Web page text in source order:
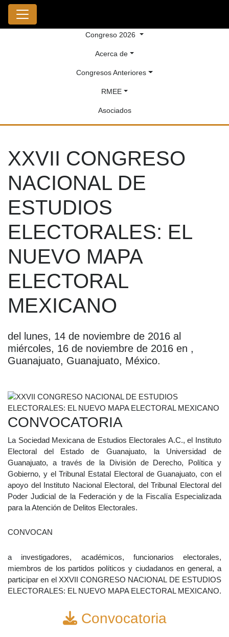
Congreso 2026
Acerca de
Congresos Anteriores
RMEE
Asociados
XXVII CONGRESO
NACIONAL DE
ESTUDIOS
ELECTORALES: EL
NUEVO MAPA
ELECTORAL
MEXICANO
del lunes, 14 de noviembre de 2016 al
miércoles, 16 de noviembre de 2016 en ,
Guanajuato, Guanajuato, México.
CONVOCATORIA
La Sociedad Mexicana de Estudios Electorales A.C., el Instituto
Electoral del Estado de Guanajuato, la Universidad de
Guanajuato, a través de la División de Derecho, Política y
Gobierno, y el Tribunal Estatal Electoral de Guanajuato, con el
apoyo del Instituto Nacional Electoral, del Tribunal Electoral del
Poder Judicial de la Federación y de la Fiscalía Especializada
para la Atención de Delitos Electorales.
CONVOCAN
a investigadores, académicos, funcionarios electorales,
miembros de los partidos políticos y ciudadanos en general, a
participar en el XXVII CONGRESO NACIONAL DE ESTUDIOS
ELECTORALES: EL NUEVO MAPA ELECTORAL MEXICANO.
Convocatoria